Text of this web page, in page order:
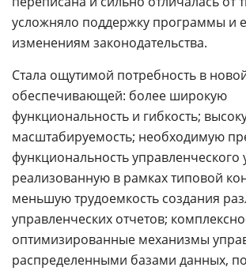
усложняло поддержку программы и
изменениям законодательства.
Стала ощутимой потребность в
обеспечивающей: более широкую
функциональность и гибкость;
масштабируемость; необходимую
функциональность управленческого
реализованную в рамках типовой
меньшую трудоемкость создания
управленческих отчетов;
оптимизированные механизмы
распределенными базами данных,